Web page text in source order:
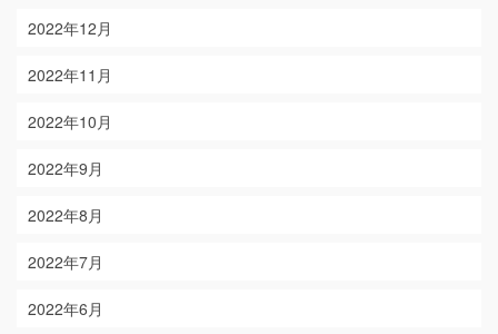
2022年12月
2022年11月
2022年10月
2022年9月
2022年8月
2022年7月
2022年6月